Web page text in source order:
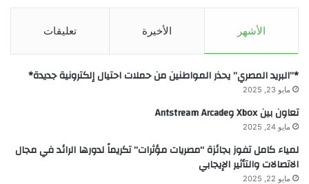
الأشهر الأخيرة تعليقات
*”البريد المصري” يحذر المواطنين من حملات احتيال إلكترونية جديدة*
مايو 23, 2025
تعاون بين Xbox وAntstream Arcade
مايو 24, 2025
لمياء كامل تفوز بجائزة “مصريات مؤثرات” تكريماً لدورها الرائد في مجال
الاتصالات والتأثير الإيجابي
مايو 22, 2025